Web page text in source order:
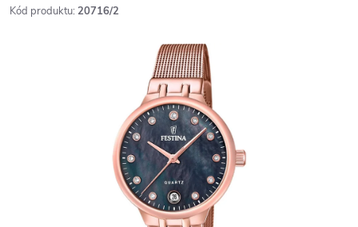
Kód produktu: 20716/2